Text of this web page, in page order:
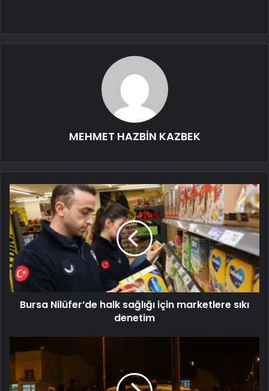
MEHMET HAZBİN KAZBEK
Bursa Nilüfer’de halk sağlığı için marketlere sıkı
denetim